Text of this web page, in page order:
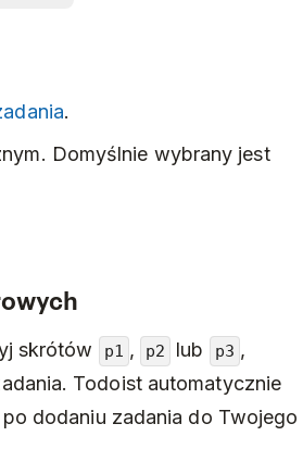
.
Domyślnie wybrany jest
skrótów p1 , p2 lub p3 ,
Todoist automatycznie
dodaniu zadania do Twojego